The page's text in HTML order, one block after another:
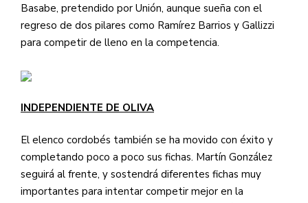
Basabe, pretendido por Unión, aunque sueña con el
regreso de dos pilares como Ramírez Barrios y Gallizzi
para competir de lleno en la competencia.
INDEPENDIENTE DE OLIVA
El elenco cordobés también se ha movido con éxito y
completando poco a poco sus fichas. Martín González
seguirá al frente, y sostendrá diferentes fichas muy
importantes para intentar competir mejor en la